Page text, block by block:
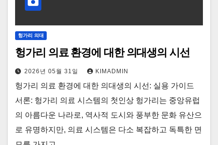
헝가리 의대
헝가리 의료 환경에 대한 의대생의 시선
2026년 05월 31일 KIMADMIN
헝가리 의료 환경에 대한 의대생의 시선: 실용 가이드
서론: 헝가리 의료 시스템의 첫인상 헝가리는 중앙유럽
의 아름다운 나라로, 역사적 도시와 풍부한 문화 유산으
로 유명하지만, 의료 시스템은 다소 복잡하고 독특한 면